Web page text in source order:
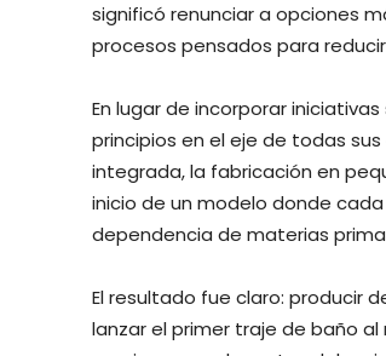
significó renunciar a opciones
procesos pensados para
En lugar de incorporar
principios en el eje de todas
integrada, la fabricación en
inicio de un modelo donde
dependencia de materias
El resultado fue claro: producir
lanzar el primer traje de baño